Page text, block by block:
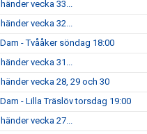
vecka 33...
vecka 32...
- Tvååker söndag 18:00
vecka 31...
vecka 28, 29 och 30
- Lilla Träslöv torsdag 19:00
vecka 27...